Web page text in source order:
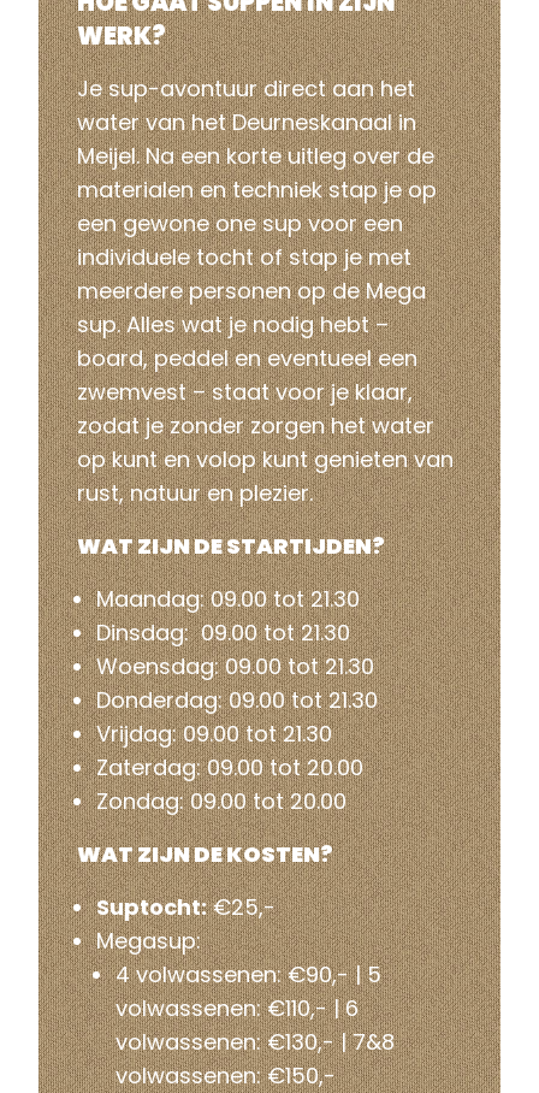
WERK?
Je sup-avontuur direct aan het
water van het Deurneskanaal in
Meijel. Na een korte uitleg over de
materialen en techniek stap je op
een gewone one sup voor een
individuele tocht of stap je met
meerdere personen op de Mega
sup. Alles wat je nodig hebt –
board, peddel en eventueel een
zwemvest – staat voor je klaar,
zodat je zonder zorgen het water
op kunt en volop kunt genieten van
rust, natuur en plezier.
WAT ZIJN DE STARTIJDEN?
Maandag: 09.00 tot 21.30
Dinsdag: 09.00 tot 21.30
Woensdag: 09.00 tot 21.30
Donderdag: 09.00 tot 21.30
Vrijdag: 09.00 tot 21.30
Zaterdag: 09.00 tot 20.00
Zondag: 09.00 tot 20.00
WAT ZIJN DE KOSTEN?
Suptocht:€25,-
Megasup:
4 volwassenen: €90,- | 5
volwassenen: €110,- | 6
volwassenen: €130,- | 7&8
volwassenen: €150,-